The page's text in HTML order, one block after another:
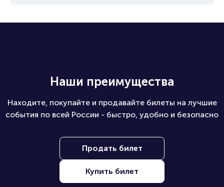
Наши преимущества
Находите, покупайте и продавайте билеты на лучшие
события по всей России - быстро, удобно и безопасно
Продать билет
Купить билет